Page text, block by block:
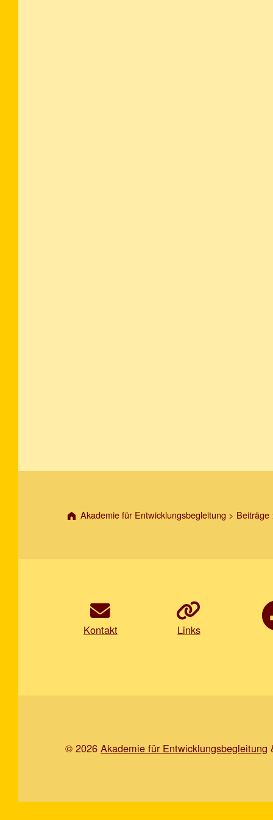
Akademie für Entwicklungsbegleitung > Beiträge
Kontakt Links
© 2026Akademie für Entwicklungsbegleitung